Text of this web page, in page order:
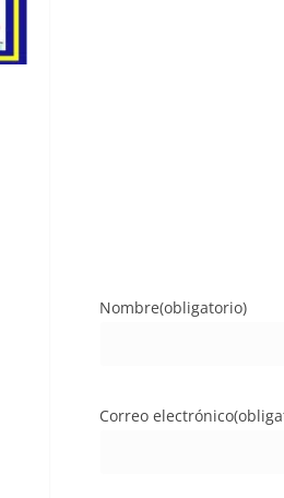
Nombre(obligatorio)
Correo electrónico